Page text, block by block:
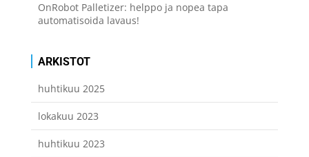
OnRobot Palletizer: helppo ja nopea tapa
automatisoida lavaus!
ARKISTOT
huhtikuu 2025
lokakuu 2023
huhtikuu 2023